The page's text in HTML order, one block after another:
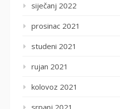
siječanj 2022
prosinac 2021
studeni 2021
rujan 2021
kolovoz 2021